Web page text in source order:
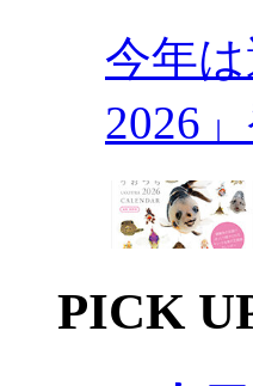
今年
2026
PICK